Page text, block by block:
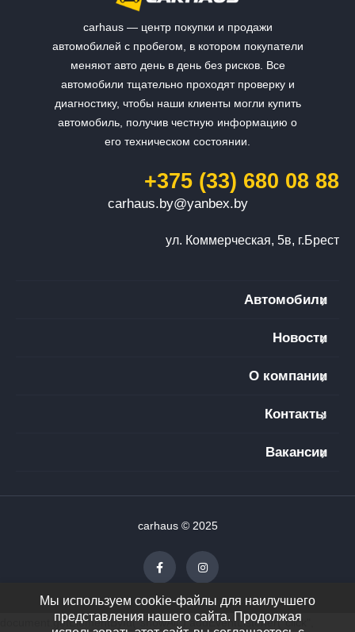
carhaus — центр покупки и продажи
автомобилей с пробегом, в котором покупатели
меняют авто день в день без рисков. Все
автомобили тщательно проходят проверку и
диагностику, чтобы наши клиенты могли купить
автомобиль, получив честную информацию о
его техническом состоянии.
+375 (33) 680 08 88
carhaus.by@yanbex.by
ул. Коммерческая, 5в, г.Брест
Автомобили
Новости
О компании
Контакты
Вакансии
carhaus © 2025
Мы используем cookie-файлы для наилучшего
представления нашего сайта. Продолжая
document.getElementById("showAll").addEventListener("click",